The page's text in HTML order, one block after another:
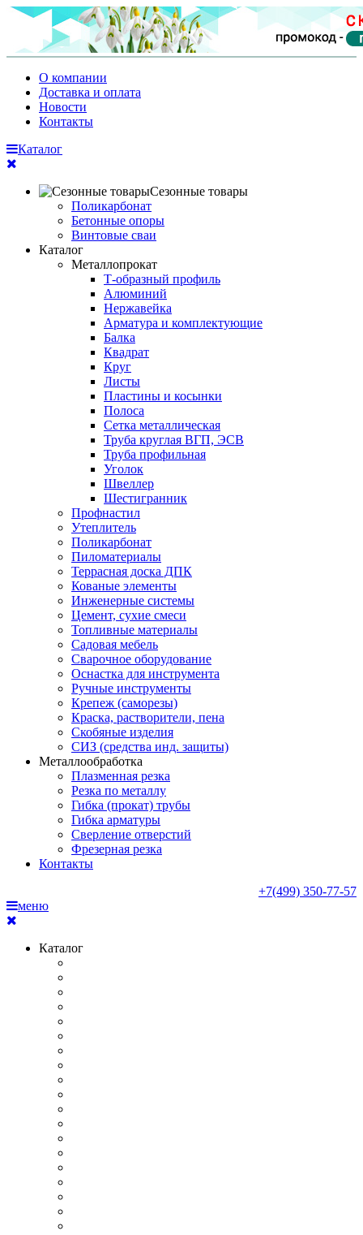
О компании
Доставка и оплата
Новости
Контакты
Каталог
Сезонные товары
Поликарбонат
Бетонные опоры
Винтовые сваи
Каталог
Металлопрокат
Т-образный профиль
Алюминий
Нержавейка
Арматура и комплектующие
Балка
Квадрат
Круг
Листы
Пластины и косынки
Полоса
Сетка металлическая
Труба круглая ВГП, ЭСВ
Труба профильная
Уголок
Швеллер
Шестигранник
Профнастил
Утеплитель
Поликарбонат
Пиломатериалы
Террасная доска ДПК
Кованые элементы
Инженерные системы
Цемент, сухие смеси
Топливные материалы
Садовая мебель
Сварочное оборудование
Оснастка для инструмента
Ручные инструменты
Крепеж (саморезы)
Краска, растворители, пена
Скобяные изделия
СИЗ (средства инд. защиты)
Металлообработка
Плазменная резка
Резка по металлу
Гибка (прокат) трубы
Гибка арматуры
Сверление отверстий
Фрезерная резка
Контакты
+7(499) 350-77-57
меню
Каталог